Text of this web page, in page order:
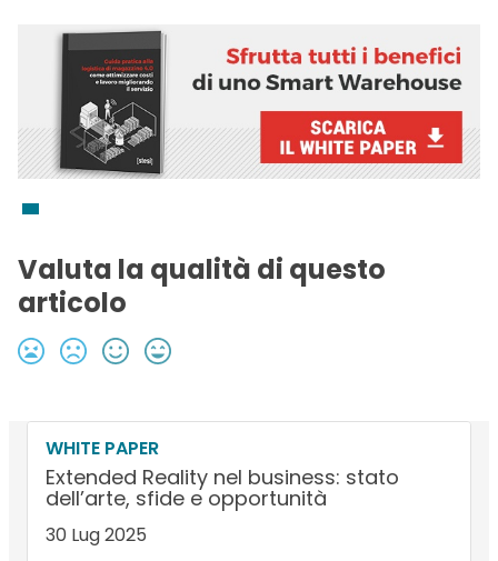
Valuta la qualità di questo
articolo
WHITE PAPER
Extended Reality nel business: stato
dell’arte, sfide e opportunità
30 Lug 2025